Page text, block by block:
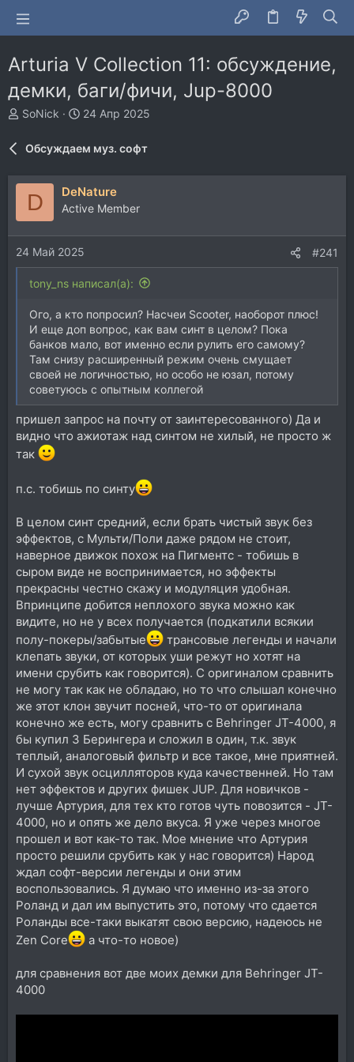
Arturia V Collection 11: обсуждение,
демки, баги/фичи, Jup-8000
А
т
р
т
SoNick
Д
н
а
а
24 Апр 2025
Обсуждаем муз. софт
D DeNature
Active Member
24 Май 2025 #241
tony_ns написал(а):
Ого, а кто попросил? Насчеи Scooter, наоборот плюс!
И еще доп вопрос, как вам синт в целом? Пока
банков мало, вот именно если рулить его самому?
Там снизу расширенный режим очень смущает
своей не логичностью, но особо не юзал, потому
советуюсь с опытным коллегой
пришел запрос на почту от заинтересованного) Да и
видно что ажиотаж над синтом не хилый, не просто ж
так
п.с. тобишь по синту
В целом синт средний, если брать чистый звук без
эффектов, с Мульти/Поли даже рядом не стоит,
наверное движок похож на Пигментс - тобишь в
сыром виде не воспринимается, но эффекты
прекрасны честно скажу и модуляция удобная.
Впринципе добится неплохого звука можно как
видите, но не у всех получается (подкатили всякии
полу-покеры/забытые
трансовые легенды и начали
клепать звуки, от которых уши режут но хотят на
имени срубить как говорится). С оригиналом сравнить
не могу так как не обладаю, но то что слышал конечно
же этот клон звучит посней, что-то от оригинала
конечно же есть, могу сравнить с Behringer JT-4000, я
бы купил 3 Берингера и сложил в один, т.к. звук
теплый, аналоговый фильтр и все такое, мне приятней.
И сухой звук осцилляторов куда качественней. Но там
нет эффектов и других фишек JUP. Для новичков -
лучше Артурия, для тех кто готов чуть повозится - JT-
4000, но и опять же дело вкуса. Я уже через многое
прошел и вот как-то так. Мое мнение что Артурия
просто решили срубить как у нас говорится) Народ
ждал софт-версии легенды и они этим
воспользовались. Я думаю что именно из-за этого
Роланд и дал им выпустить это, потому что сдается
Роланды все-таки выкатят свою версию, надеюсь не
Zen Core
а что-то новое)
для сравнения вот две моих демки для Behringer JT-
4000